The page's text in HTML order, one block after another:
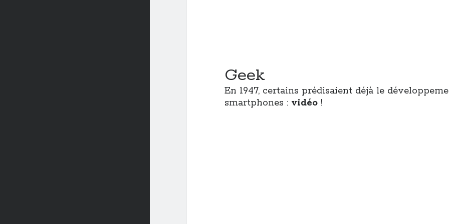
Geek
En 1947, certains prédisaient déjà le
smartphones : vidéo !